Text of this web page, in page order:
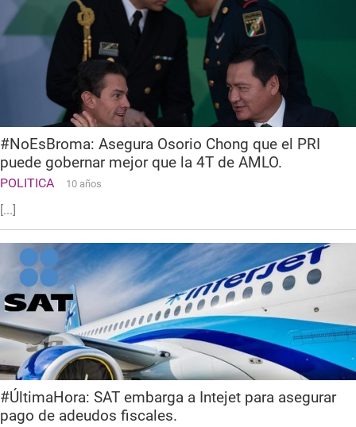
#NoEsBroma: Asegura Osorio Chong que el PRI
puede gobernar mejor que la 4T de AMLO.
POLITICA 10 años
[...]
#ÚltimaHora: SAT embarga a Intejet para asegurar
pago de adeudos fiscales.